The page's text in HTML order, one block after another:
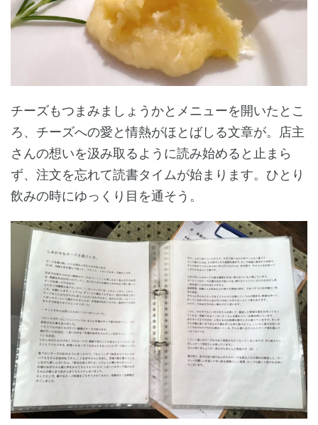
チーズもつまみましょうかとメニューを開いたとこ
ろ、チーズへの愛と情熱がほとばしる文章が。店主
さんの想いを汲み取るように読み始めると止まら
ず、注文を忘れて読書タイムが始まります。ひとり
飲みの時にゆっくり目を通そう。